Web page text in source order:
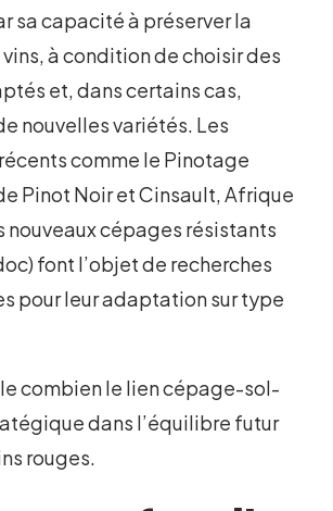
sa capacité à préserver la
à condition de choisir des
et, dans certains cas,
nouvelles variétés. Les
comme le Pinotage
Pinot Noir et Cinsault, Afrique
nouveaux cépages résistants
font l’objet de recherches
pour leur adaptation sur type
combien le lien cépage-sol-
dans l’équilibre futur
rouges.